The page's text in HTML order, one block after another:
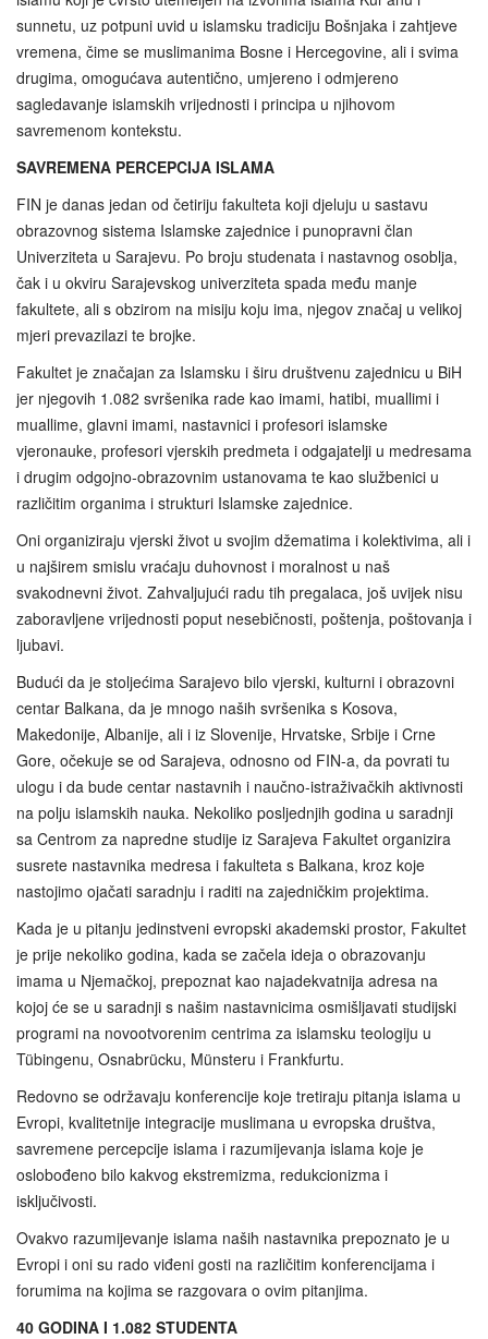
sunnetu, uz potpuni uvid u islamsku tradiciju Bošnjaka i zahtjeve
vremena, čime se muslimanima Bosne i Hercegovine, ali i svima
drugima, omogućava autentično, umjereno i odmjereno
sagledavanje islamskih vrijednosti i principa u njihovom
savremenom kontekstu.
SAVREMENA PERCEPCIJA ISLAMA
FIN je danas jedan od četiriju fakulteta koji djeluju u sastavu
obrazovnog sistema Islamske zajednice i punopravni član
Univerziteta u Sarajevu. Po broju studenata i nastavnog osoblja,
čak i u okviru Sarajevskog univerziteta spada među manje
fakultete, ali s obzirom na misiju koju ima, njegov značaj u velikoj
mjeri prevazilazi te brojke.
Fakultet je značajan za Islamsku i širu društvenu zajednicu u BiH
jer njegovih 1.082 svršenika rade kao imami, hatibi, muallimi i
muallime, glavni imami, nastavnici i profesori islamske
vjeronauke, profesori vjerskih predmeta i odgajatelji u medresama
i drugim odgojno‑obrazovnim ustanovama te kao službenici u
različitim organima i strukturi Islamske zajednice.
Oni organiziraju vjerski život u svojim džematima i kolektivima, ali i
u najširem smislu vraćaju duhovnost i moralnost u naš
svakodnevni život. Zahvaljujući radu tih pregalaca, još uvijek nisu
zaboravljene vrijednosti poput nesebičnosti, poštenja, poštovanja i
ljubavi.
Budući da je stoljećima Sarajevo bilo vjerski, kulturni i obrazovni
centar Balkana, da je mnogo naših svršenika s Kosova,
Makedonije, Albanije, ali i iz Slovenije, Hrvatske, Srbije i Crne
Gore, očekuje se od Sarajeva, odnosno od FIN-a, da povrati tu
ulogu i da bude centar nastavnih i naučno-istraživačkih aktivnosti
na polju islamskih nauka. Nekoliko posljednjih godina u saradnji
sa Centrom za napredne studije iz Sarajeva Fakultet organizira
susrete nastavnika medresa i fakulteta s Balkana, kroz koje
nastojimo ojačati saradnju i raditi na zajedničkim projektima.
Kada je u pitanju jedinstveni evropski akademski prostor, Fakultet
je prije nekoliko godina, kada se začela ideja o obrazovanju
imama u Njemačkoj, prepoznat kao najadekvatnija adresa na
kojoj će se u saradnji s našim nastavnicima osmišljavati studijski
programi na novootvorenim centrima za islamsku teologiju u
Tübingenu, Osnabrücku, Münsteru i Frankfurtu.
Redovno se održavaju konferencije koje tretiraju pitanja islama u
Evropi, kvalitetnije integracije muslimana u evropska društva,
savremene percepcije islama i razumijevanja islama koje je
oslobođeno bilo kakvog ekstremizma, redukcionizma i
isključivosti.
Ovakvo razumijevanje islama naših nastavnika prepoznato je u
Evropi i oni su rado viđeni gosti na različitim konferencijama i
forumima na kojima se razgovara o ovim pitanjima.
40 GODINA I 1.082 STUDENTA